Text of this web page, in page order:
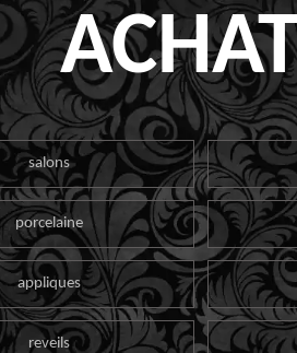
salons
porcelaine
appliques
reveils